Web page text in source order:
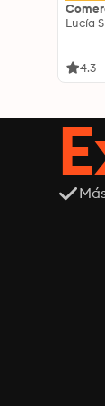
Lucía
4.3